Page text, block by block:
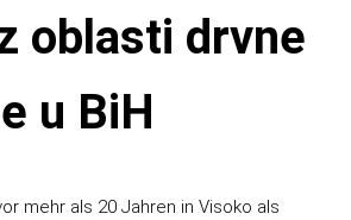
oblasti drvne
u BiH
mehr als 20 Jahren in Visoko als